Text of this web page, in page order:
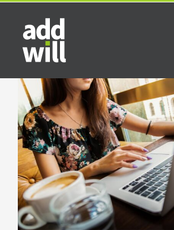
Saltar
contenido
Ver
imagen
más
grande